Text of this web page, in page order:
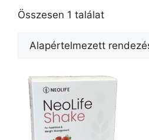
Összesen 1 találat